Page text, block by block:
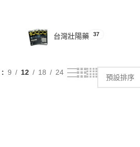
台灣壯陽藥 37
9 12 18 24